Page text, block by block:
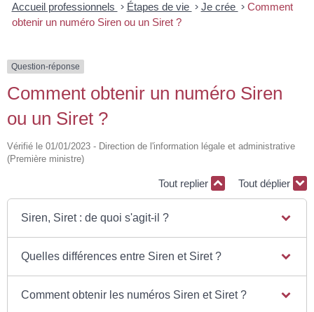
Accueil professionnels > Étapes de vie > Je crée > Comment
obtenir un numéro Siren ou un Siret ?
Question-réponse
Comment obtenir un numéro Siren
ou un Siret ?
Vérifié le 01/01/2023 - Direction de l'information légale et administrative
(Première ministre)
Tout replier Tout déplier
Siren, Siret : de quoi s'agit-il ?
Quelles différences entre Siren et Siret ?
Comment obtenir les numéros Siren et Siret ?